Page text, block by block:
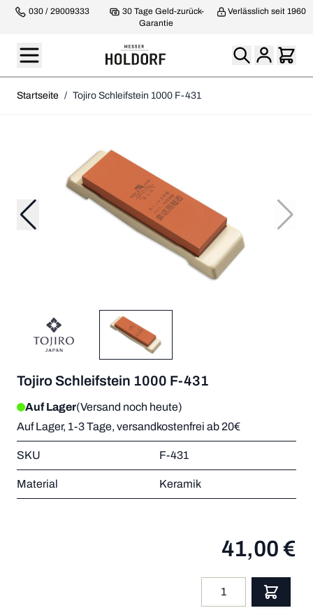
030 / 29009333
30 Tage Geld-zurück-
Garantie
Verlässlich seit 1960
Startseite / Tojiro Schleifstein 1000 F-431
Tojiro Schleifstein 1000 F-431
Auf Lager(Versand noch heute)
Auf Lager, 1-3 Tage, versandkostenfrei ab 20€
SKU F-431
Material Keramik
41,00 €